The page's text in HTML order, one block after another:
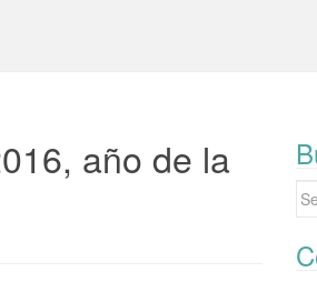
año de la